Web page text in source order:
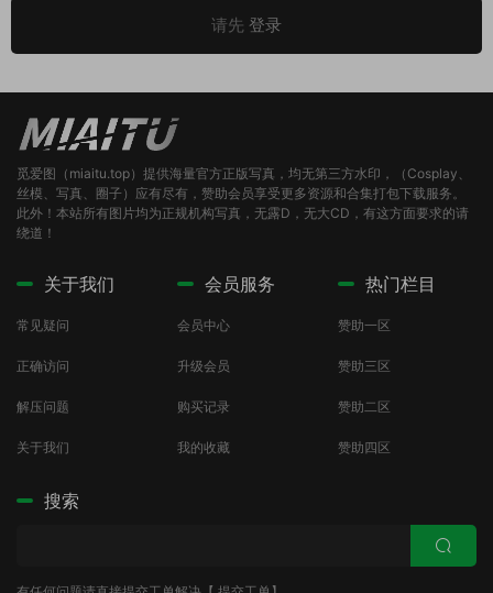
请先 登录
觅爱图（miaitu.top）提供海量官方正版写真，均无第三方水印，（Cosplay、
丝模、写真、圈子）应有尽有，赞助会员享受更多资源和合集打包下载服务。
此外！本站所有图片均为正规机构写真，无露D，无大CD，有这方面要求的请
绕道！
关于我们
常见疑问
正确访问
解压问题
关于我们
会员服务
会员中心
升级会员
购买记录
我的收藏
热门栏目
赞助一区
赞助三区
赞助二区
赞助四区
搜索